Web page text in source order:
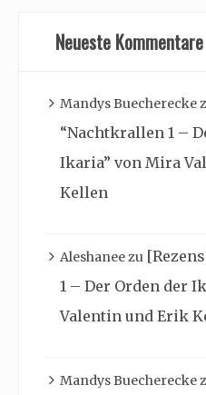
Neueste Kommentare
Mandys Buecherecke
“Nachtkrallen 1 –
Ikaria” von Mira
Kellen
Aleshaneezu
1 – Der Orden der
Valentin und Erik
Mandys Buecherecke